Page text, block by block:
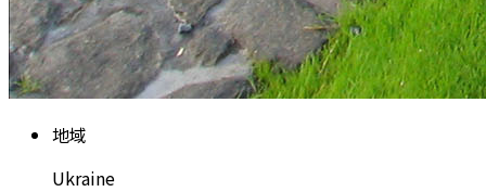
地域
Ukraine